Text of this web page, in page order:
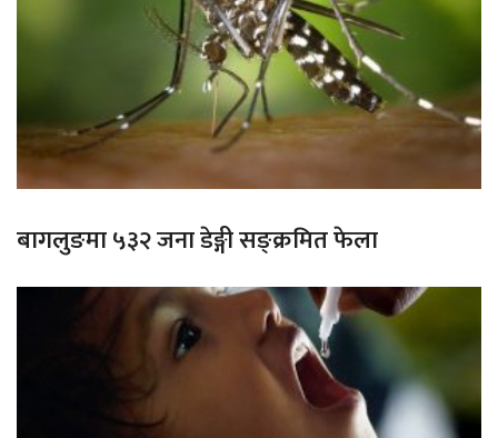
बागलुङमा ५३२ जना डेङ्गी सङ्क्रमित फेला